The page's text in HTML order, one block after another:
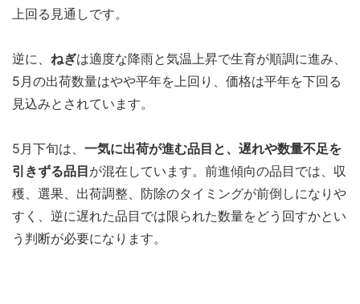
上回る見通しです。
逆に、 ねぎは適度な降雨と気温上昇で生育が順調に進み、
5月の出荷数量はやや平年を上回り、価格は平年を下回る
見込みとされています。
5月下旬は、 一気に出荷が進む品目と、遅れや数量不足を
引きずる品目が混在しています。前進傾向の品目では、収
穫、選果、出荷調整、防除のタイミングが前倒しになりや
すく、逆に遅れた品目では限られた数量をどう回すかとい
う判断が必要になります。